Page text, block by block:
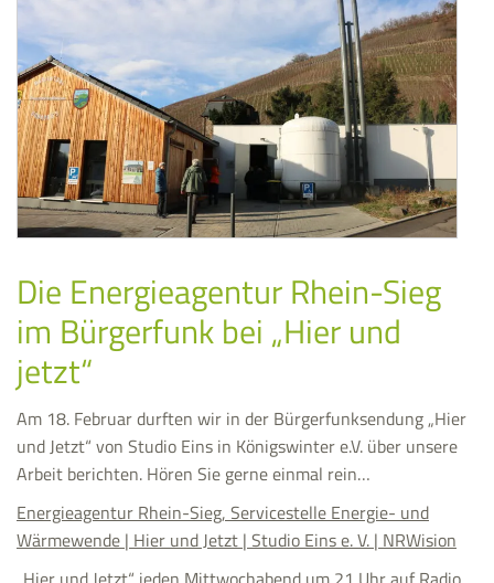
Die Energieagentur Rhein-Sieg
im Bürgerfunk bei „Hier und
jetzt“
Am 18. Februar durften wir in der Bürgerfunksendung „Hier
und Jetzt“ von Studio Eins in Königswinter e.V. über unsere
Arbeit berichten. Hören Sie gerne einmal rein…
Energieagentur Rhein-Sieg, Servicestelle Energie- und
Wärmewende | Hier und Jetzt | Studio Eins e. V. | NRWision